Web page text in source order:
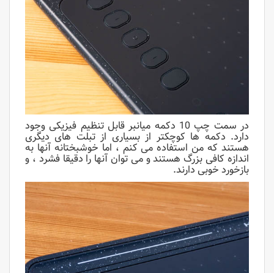
در سمت چپ 10 دکمه میانبر قابل تنظیم فیزیکی وجود
دارد. دکمه ها کوچکتر از بسیاری از تبلت های دیگری
هستند که من استفاده می کنم ، اما خوشبختانه آنها به
اندازه کافی بزرگ هستند و می توان آنها را دقیقا فشرد ، و
بازخورد خوبی دارند.